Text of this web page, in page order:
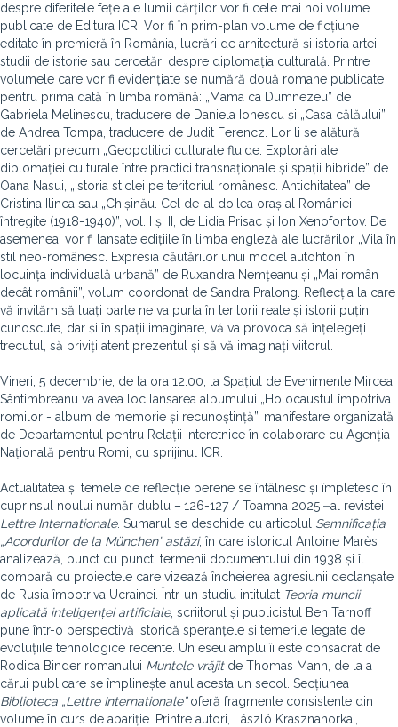
despre diferitele fețe ale lumii cărților vor fi cele mai noi volume
publicate de Editura ICR. Vor fi în prim-plan volume de ficțiune
editate în premieră în România, lucrări de arhitectură și istoria artei,
studii de istorie sau cercetări despre diplomația culturală. Printre
volumele care vor fi evidențiate se numără două romane publicate
pentru prima dată în limba română: „Mama ca Dumnezeu” de
Gabriela Melinescu, traducere de Daniela Ionescu și „Casa călăului”
de Andrea Tompa, traducere de Judit Ferencz. Lor li se alătură
cercetări precum „Geopolitici culturale fluide. Explorări ale
diplomației culturale între practici transnaționale și spații hibride” de
Oana Nasui, „Istoria sticlei pe teritoriul românesc. Antichitatea” de
Cristina Ilinca sau „Chișinău. Cel de-al doilea oraș al României
întregite (1918-1940)”, vol. I și II, de Lidia Prisac și Ion Xenofontov. De
asemenea, vor fi lansate edițiile în limba engleză ale lucrărilor „Vila în
stil neo-românesc. Expresia căutărilor unui model autohton în
locuința individuală urbană” de Ruxandra Nemțeanu și „Mai român
decât românii”, volum coordonat de Sandra Pralong. Reflecția la care
vă invităm să luați parte ne va purta în teritorii reale și istorii puțin
cunoscute, dar și în spații imaginare, vă va provoca să înțelegeți
trecutul, să priviți atent prezentul și să vă imaginați viitorul.
Vineri, 5 decembrie, de la ora 12.00, la Spațiul de Evenimente Mircea
Sântimbreanu va avea loc lansarea albumului „Holocaustul împotriva
romilor - album de memorie și recunoștință”, manifestare organizată
de Departamentul pentru Relații Interetnice în colaborare cu Agenția
Națională pentru Romi, cu sprijinul ICR.
Actualitatea și temele de reflecție perene se întâlnesc și împletesc în
cuprinsul noului număr dublu – 126-127 / Toamna 2025 –al revistei
Lettre Internationale. Sumarul se deschide cu articolul Semnificația
„Acordurilor de la München” astăzi, în care istoricul Antoine Marès
analizează, punct cu punct, termenii documentului din 1938 și îl
compară cu proiectele care vizează încheierea agresiunii declanșate
de Rusia împotriva Ucrainei. Într-un studiu intitulat Teoria muncii
aplicată inteligenței artificiale, scriitorul și publicistul Ben Tarnoff
pune într-o perspectivă istorică speranțele și temerile legate de
evoluțiile tehnologice recente. Un eseu amplu îi este consacrat de
Rodica Binder romanului Muntele vrăjit de Thomas Mann, de la a
cărui publicare se împlinește anul acesta un secol. Secțiunea
Biblioteca „Lettre Internationale”oferă fragmente consistente din
volume în curs de apariție. Printre autori, László Krasznahorkai,